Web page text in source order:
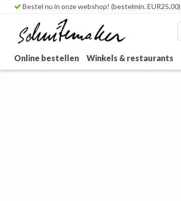
Bestel nu in onze webshop! (bestelmin. EUR25,00)
Online bestellen Winkels & restaurants